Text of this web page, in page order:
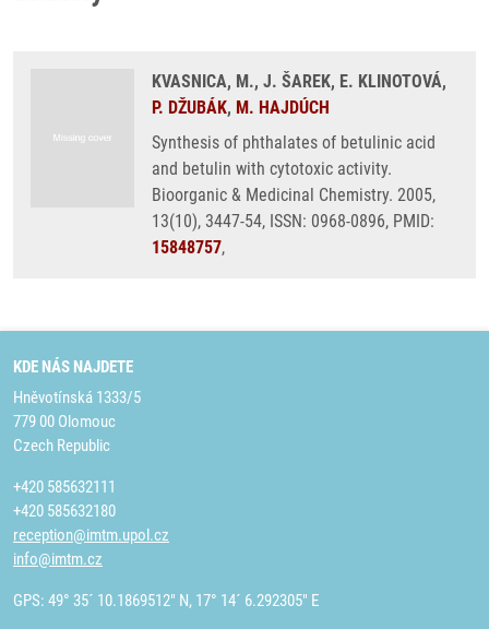
KVASNICA, M., J. ŠAREK, E. KLINOTOVÁ,
P. DŽUBÁK, M. HAJDÚCH
Synthesis of phthalates of betulinic acid
and betulin with cytotoxic activity.
Bioorganic & Medicinal Chemistry. 2005,
13(10), 3447-54, ISSN: 0968-0896, PMID:
15848757,
KDE NÁS NAJDETE
Hněvotínská 1333/5
779 00 Olomouc
Czech Republic
+420 585632111
+420 585632180
reception@imtm.upol.cz
info@imtm.cz
GPS: 49° 35´ 10.1869512" N, 17° 14´ 6.292305" E